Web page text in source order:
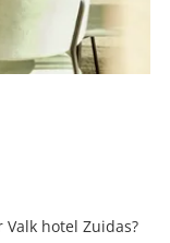
hotel Zuidas?